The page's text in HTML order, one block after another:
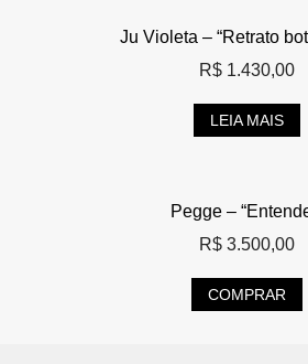
Ju Violeta – “Retrato
R$1.430,00
LEIA MAIS
Pegge –
R$3.500,00
COMPRAR